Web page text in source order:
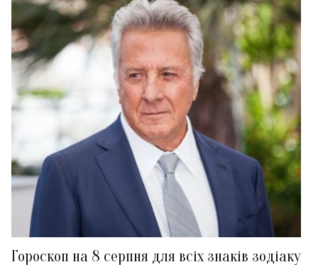
Гороскоп на 8 серпня для всіх знаків зодіаку